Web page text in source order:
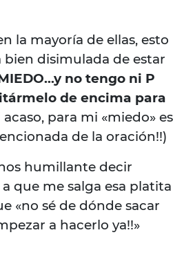
la mayoría de ellas, esto
bien disimulada de estar
no tengo ni P
de encima para
acaso, para mi «miedo» es
de la oración!!)
humillante decir
que me salga esa platita
«no sé de dónde sacar
a hacerlo ya!!»